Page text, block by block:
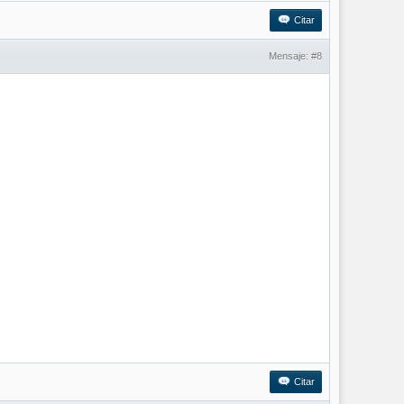
Citar
Mensaje: #8
Citar